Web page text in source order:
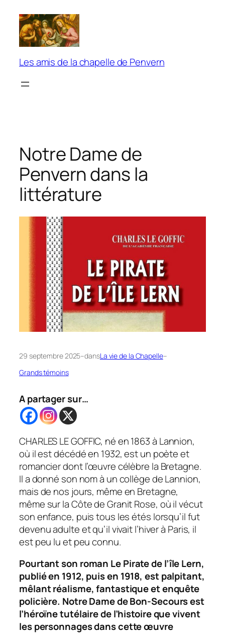
contenu
Les amis de la chapelle de Penvern
Notre Dame de
Penvern dans la
littérature
29 septembre 2025–dansLa vie de la Chapelle–
Grands témoins
A partager sur…
CHARLES LE GOFFIC, né en 1863 à Lannion,
où il est décédé en 1932, est un poète et
romancier dont l’œuvre célèbre la Bretagne.
Il a donné son nom à un collège de Lannion,
mais de nos jours, même en Bretagne,
même sur la Côte de Granit Rose, où il vécut
son enfance, puis tous les étés lorsqu’il fut
devenu adulte et qu’il vivait l’hiver à Paris, il
est peu lu et peu connu.
Pourtant son roman Le Pirate de l’île Lern,
publiéen 1912, puis en 1918, est palpitant,
mêlant réalisme, fantastique et enquête
policière. Notre Dame de Bon-Secours est
l’héroïne tutélaire de l’histoire que vivent
les personnages dans cette œuvre